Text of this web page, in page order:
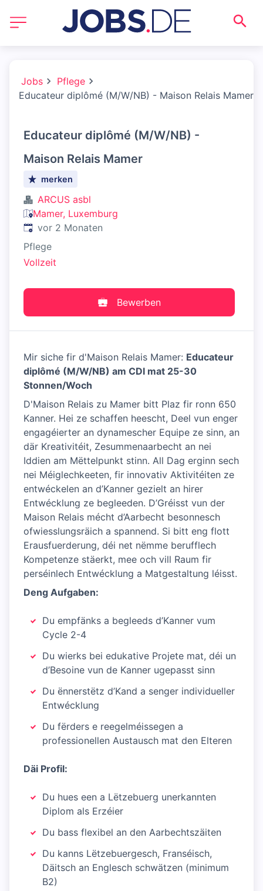
Jobs
Pflege
Educateur diplômé (M/W/NB) - Maison Relais Mamer
Educateur diplômé (M/W/NB) -
Maison Relais Mamer
merken
ARCUS asbl
Mamer, Luxemburg
Veröffentlicht:
vor 2 Monaten
Pflege
Vollzeit
Bewerben
Mir siche fir d'Maison Relais Mamer: Educateur
diplômé (M/W/NB) am CDI mat 25-30
Stonnen/Woch
D'Maison Relais zu Mamer bitt Plaz fir ronn 650
Kanner. Hei ze schaffen heescht, Deel vun enger
engagéierter an dynamescher Equipe ze sinn, an
där Kreativitéit, Zesummenaarbecht an nei
Iddien am Mëttelpunkt stinn. All Dag erginn sech
nei Méiglechkeeten, fir innovativ Aktivitéiten ze
entwéckelen an d’Kanner gezielt an hirer
Entwécklung ze begleeden. D’Gréisst vun der
Maison Relais mécht d’Aarbecht besonnesch
ofwiesslungsräich a spannend. Si bitt eng flott
Erausfuerderung, déi net nëmme berufflech
Kompetenze stäerkt, mee och vill Raum fir
perséinlech Entwécklung a Matgestaltung léisst.
Deng Aufgaben:
Du empfänks a begleeds d’Kanner vum
Cycle 2-4
Du wierks bei edukative Projete mat, déi un
d’Besoine vun de Kanner ugepasst sinn
Du ënnerstëtz d’Kand a senger individueller
Entwécklung
Du fërders e reegelméissegen a
professionellen Austausch mat den Elteren
Däi Profil:
Du hues een a Lëtzebuerg unerkannten
Diplom als Erzéier
Du bass flexibel an den Aarbechtszäiten
Du kanns Lëtzebuergesch, Franséisch,
Däitsch an Englesch schwätzen (minimum
B2)